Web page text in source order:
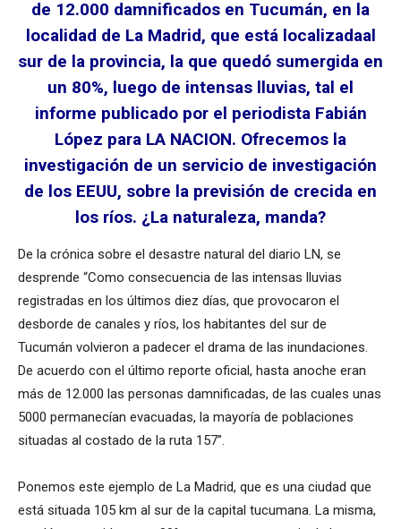
de 12.000 damnificados en Tucumán, en la
localidad de La Madrid, que está localizadaal
sur de la provincia, la que quedó sumergida en
un 80%, luego de intensas lluvias, tal el
informe publicado por el periodista Fabián
López para LA NACION. Ofrecemos la
investigación de un servicio de investigación
de los EEUU, sobre la previsión de crecida en
los ríos. ¿La naturaleza, manda?
De la crónica sobre el desastre natural del diario LN, se
desprende “Como consecuencia de las intensas lluvias
registradas en los últimos diez días, que provocaron el
desborde de canales y ríos, los habitantes del sur de
Tucumán volvieron a padecer el drama de las inundaciones.
De acuerdo con el último reporte oficial, hasta anoche eran
más de 12.000 las personas damnificadas, de las cuales unas
5000 permanecían evacuadas, la mayoría de poblaciones
situadas al costado de la ruta 157”.
Ponemos este ejemplo de La Madrid, que es una ciudad que
está situada 105 km al sur de la capital tucumana. La misma,